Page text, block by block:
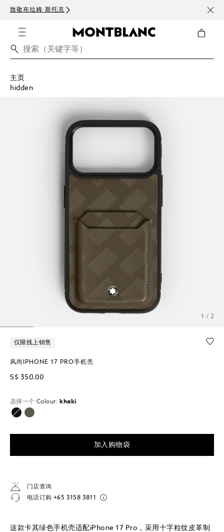
致敬布拉姆·斯托克 订阅
主页
hidden
1 / 2
仅限线上销售
风尚IPHONE 17 PRO手机壳
S$ 350.00
选择一个 Colour: khaki
已选择
加入购物袋
门店查询
电话订购 +65 3158 3811
这款卡其绿色手机壳适配iPhone 17 Pro，采用十字粒纹皮革制